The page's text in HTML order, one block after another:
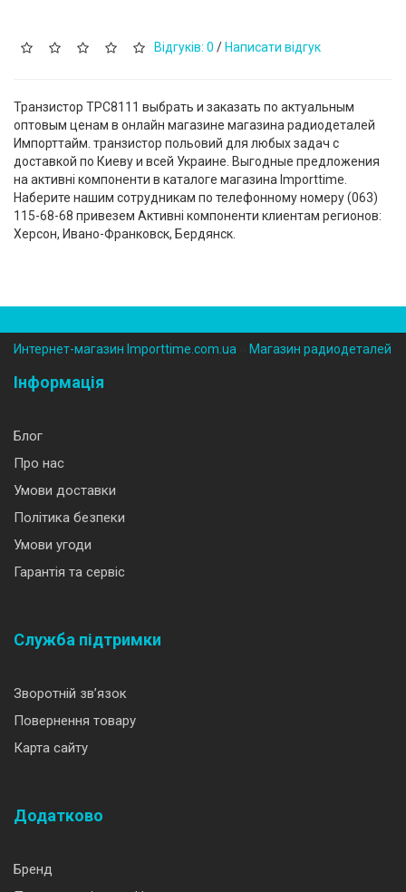
Відгуків: 0 / Написати відгук
Транзистор TPC8111 выбрать и заказать по актуальным
оптовым ценам в онлайн магазине магазина радиодеталей
Импорттайм. транзистор польовий для любых задач с
доставкой по Киеву и всей Украине. Выгодные предложения
на активні компоненти в каталоге магазина Importtime.
Наберите нашим сотрудникам по телефонному номеру (‎063)
115-68-68 привезем Активні компоненти клиентам регионов:
Херсон, Ивано-Франковск, Бердянск.
Интернет-магазин Importtime.com.ua Магазин радиодеталей
Інформація
Блог
Про нас
Умови доставки
Політика безпеки
Умови угоди
Гарантія та сервіс
Служба підтримки
Зворотній зв’язок
Повернення товару
Карта сайту
Додатково
Бренд